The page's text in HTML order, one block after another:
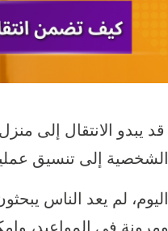
قد يبدو الانتقال إلى
الشخصية إلى تنسيق
اليوم، لم يعد الناس
ومرونة في المواعيد،